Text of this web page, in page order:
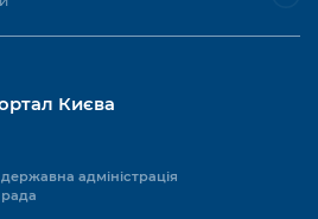
організації
та Захисниць
Київ Цифровий
Києва
адміністрація
рада